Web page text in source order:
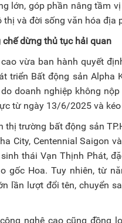
lớn, góp phần nâng tầm
và đời sống văn hóa địa
dừng thủ tục hải quan
vừa ban hành quyết
triển Bất động sản Alpha
doanh nghiệp không
từ ngày 13/6/2025 và
thị trường bất động sản
City, Centennial Saigon
thái Vạn Thịnh Phát,
gốc Hoa. Tuy nhiên, từ
lần lượt đổi tên, chuyển
nghệ cao cũng đồng